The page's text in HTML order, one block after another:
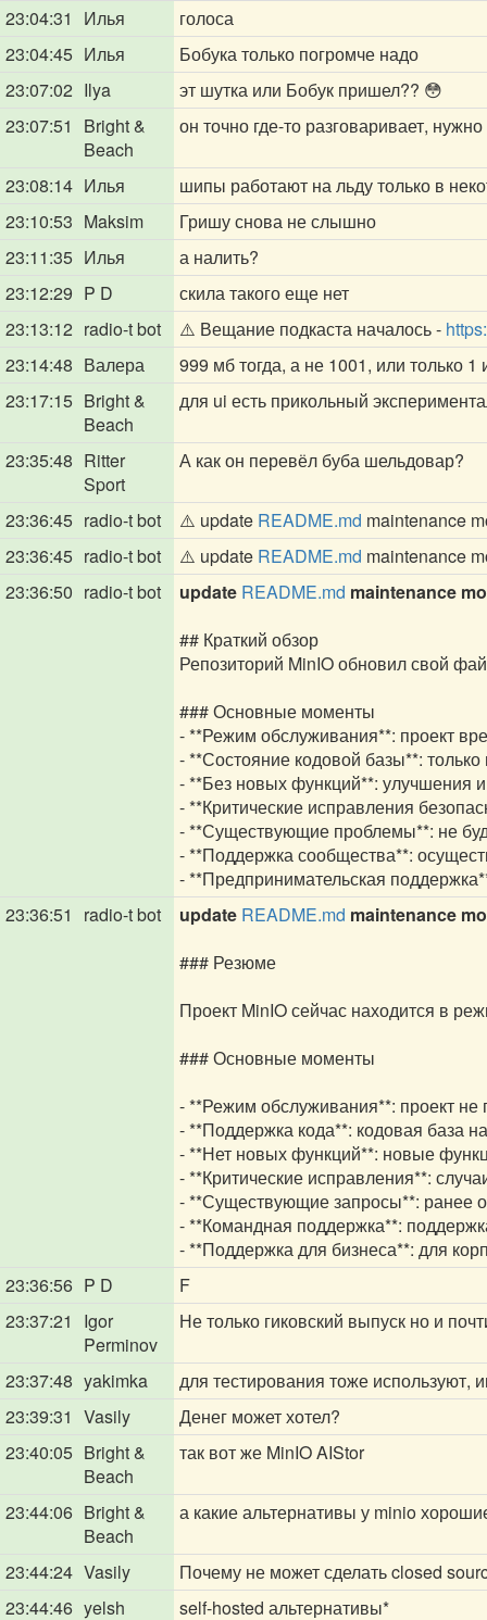
23:04:31 Илья
голоса
23:04:45 Илья
Бобука только погромче надо
23:07:02 Ilya
эт шутка или Бобук пришел?? 😳
23:07:51
Bright &
Beach
он точно где-то разговаривает,
23:08:14 Илья
шипы работают на льду только в
23:10:53 Maksim
Гришу снова не слышно
23:11:35 Илья
а налить?
23:12:29 P D
скила такого еще нет
23:13:12 radio-t bot ⚠️ Вещание подкаста началось -
23:14:48 Валера
999 мб тогда, а не 1001, или только
23:17:15 Bright &
Beach
для ui есть прикольный
23:35:48 Ritter
Sport
А как он перевёл буба шельдовар?
23:36:45 radio-t bot ⚠️ update README.md maintenance
23:36:45 radio-t bot ⚠️ update README.md maintenance
23:36:50 radio-t bot update README.md maintenance
## Краткий обзор
Репозиторий MinIO обновил свой
### Основные моменты
- **Режим обслуживания**: проект
- **Состояние кодовой базы**:
- **Без новых функций**: улучшения
- **Критические исправления
- **Существующие проблемы**: не
- **Поддержка сообщества**:
- **Предпринимательская
23:36:51
radio-t bot update README.md maintenance
### Резюме
Проект MinIO сейчас находится в
### Основные моменты
- **Режим обслуживания**: проект
- **Поддержка кода**: кодовая база
- **Нет новых функций**: новые
- **Критические исправления**:
- **Существующие запросы**: ранее
- **Командная поддержка**:
- **Поддержка для бизнеса**: для
23:36:56 P D
F
23:37:21
Igor
Perminov
Не только гиковский выпуск но и
23:37:48 yakimka
для тестирования тоже используют,
23:39:31 Vasily
Денег может хотел?
23:40:05 Bright &
Beach
так вот же MinIO AIStor
23:44:06 Bright &
Beach
а какие альтернативы у minio
23:44:24 Vasily
Почему не может сделать closed
23:44:46 yelsh
self-hosted альтернативы*